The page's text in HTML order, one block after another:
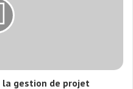
la gestion de projet